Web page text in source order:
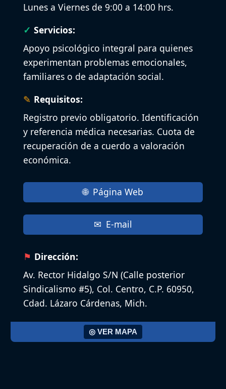
Lunes a Viernes de 9:00 a 14:00 hrs.
Servicios:
Apoyo psicológico integral para quienes
experimentan problemas emocionales,
familiares o de adaptación social.
Requisitos:
Registro previo obligatorio. Identificación
y referencia médica necesarias. Cuota de
recuperación de a cuerdo a valoración
económica.
Página Web
E-mail
Dirección:
Av. Rector Hidalgo S/N (Calle posterior
Sindicalismo #5), Col. Centro, C.P. 60950,
Cdad. Lázaro Cárdenas, Mich.
◎ VER MAPA